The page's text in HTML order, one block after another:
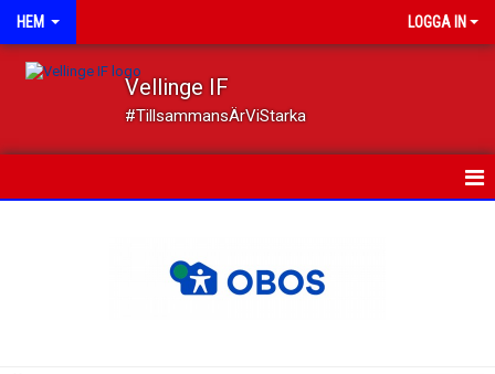
HEM LOGGA IN
Vellinge IF
#TillsammansÄrViStarka